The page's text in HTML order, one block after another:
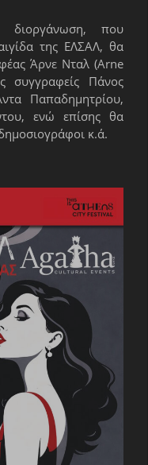
διοργάνωση, που
της ΕΛΣΑΛ, θα
Άρνε Νταλ (Arne
συγγραφείς Πάνος
Παπαδημητρίου,
ενώ επίσης θα
κ.ά.